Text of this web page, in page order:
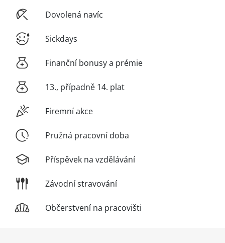
Dovolená navíc
Sickdays
Finanční bonusy a prémie
13., případně 14. plat
Firemní akce
Pružná pracovní doba
Příspěvek na vzdělávání
Závodní stravování
Občerstvení na pracovišti